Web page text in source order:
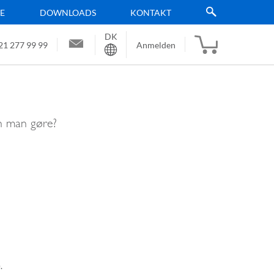
DOWNLOADS KONTAKT
277 99 99
Sprache
DK
Anmelden
man gøre?